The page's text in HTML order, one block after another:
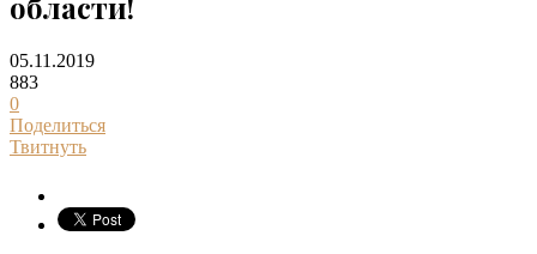
области!
05.11.2019
883
0
Поделиться
Твитнуть